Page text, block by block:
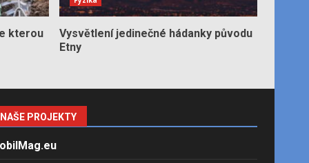
kterou
Vysvětlení jedinečné hádanky původu
Etny
NAŠE PROJEKTY